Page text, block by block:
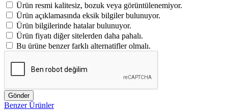
Ürün resmi kalitesiz, bozuk veya görüntülenemiyor.
Ürün açıklamasında eksik bilgiler bulunuyor.
Ürün bilgilerinde hatalar bulunuyor.
Ürün fiyatı diğer sitelerden daha pahalı.
Bu ürüne benzer farklı alternatifler olmalı.
Gönder
Benzer Ürünler